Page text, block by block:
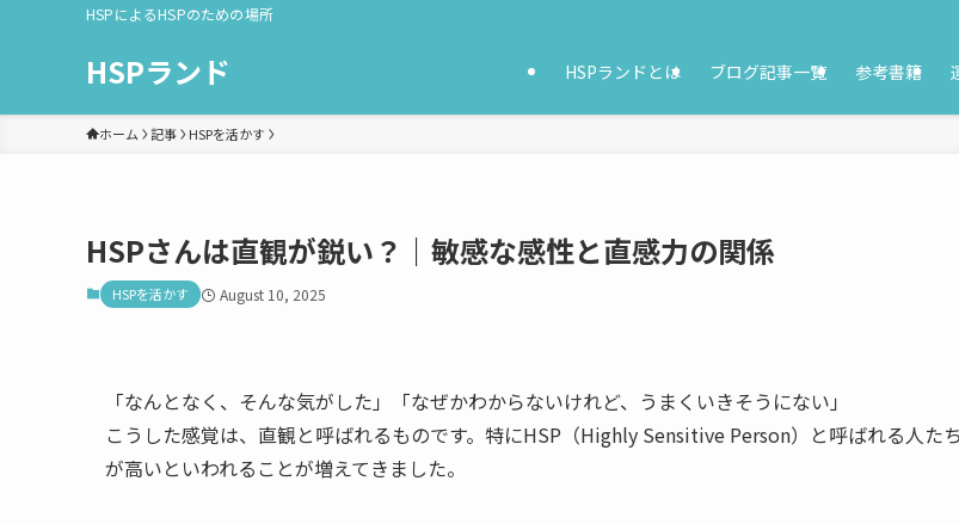
HSPによるHSPのための場所
HSPランド HSPランドとは ブログ記事一覧 参考書籍
ホーム 記事 HSPを活かす
HSPさんは直観が鋭い？｜敏感な感性と直感力の関係
HSPを活かす August 10, 2025
「なんとなく、そんな気がした」「なぜかわからないけれど、うまくいきそうにない」
こうした感覚は、直観と呼ばれるものです。特にHSP（Highly Sensitive Person）と呼ばれる人た
が高いといわれることが増えてきました。